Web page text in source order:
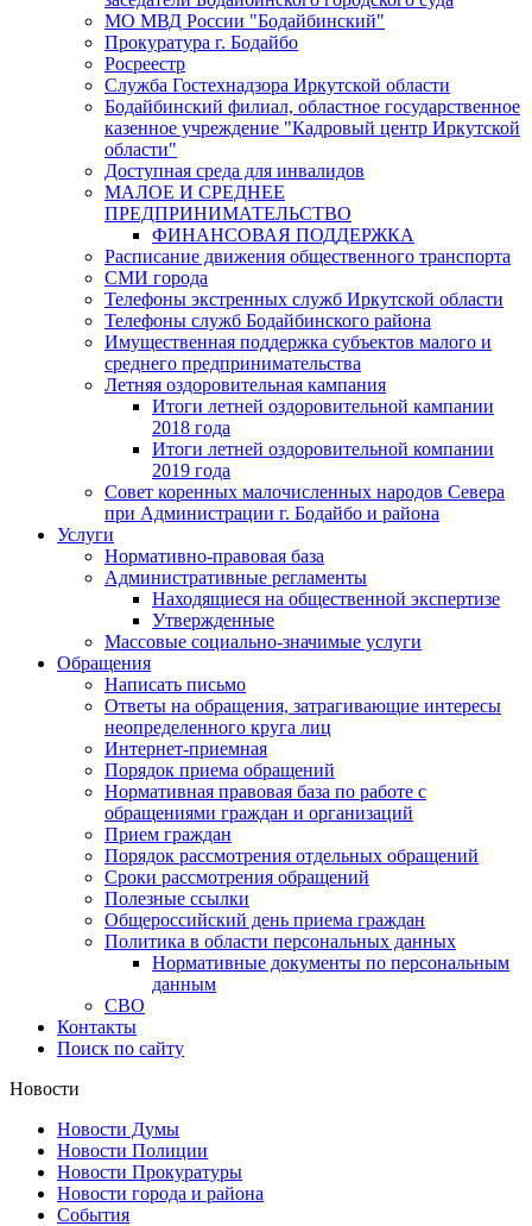
МО МВД России "Бодайбинский"
Прокуратура г. Бодайбо
Росреестр
Служба Гостехнадзора Иркутской области
Бодайбинский филиал, областное государственное
казенное учреждение "Кадровый центр Иркутской
области"
Доступная среда для инвалидов
МАЛОЕ И СРЕДНЕЕ
ПРЕДПРИНИМАТЕЛЬСТВО
ФИНАНСОВАЯ ПОДДЕРЖКА
Расписание движения общественного транспорта
СМИ города
Телефоны экстренных служб Иркутской области
Телефоны служб Бодайбинского района
Имущественная поддержка субъектов малого и
среднего предпринимательства
Летняя оздоровительная кампания
Итоги летней оздоровительной кампании
2018 года
Итоги летней оздоровительной компании
2019 года
Совет коренных малочисленных народов Севера
при Администрации г. Бодайбо и района
Услуги
Нормативно-правовая база
Административные регламенты
Находящиеся на общественной экспертизе
Утвержденные
Массовые социально-значимые услуги
Обращения
Написать письмо
Ответы на обращения, затрагивающие интересы
неопределенного круга лиц
Интернет-приемная
Порядок приема обращений
Нормативная правовая база по работе с
обращениями граждан и организаций
Прием граждан
Порядок рассмотрения отдельных обращений
Сроки рассмотрения обращений
Полезные ссылки
Общероссийский день приема граждан
Политика в области персональных данных
Нормативные документы по персональным
данным
СВО
Контакты
Поиск по сайту
Новости
Новости Думы
Новости Полиции
Новости Прокуратуры
Новости города и района
События